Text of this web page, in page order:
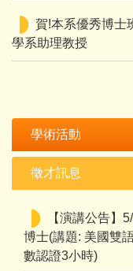
賀!本系優秀博士
學系助理教授
學術活動
徵才訊息
時)
【講座公告】
【演講公告】
座 (講題:學校領導
學習時數認證3小時)
【演講公告】
博士(講題: 美國雙
數認證3小時)